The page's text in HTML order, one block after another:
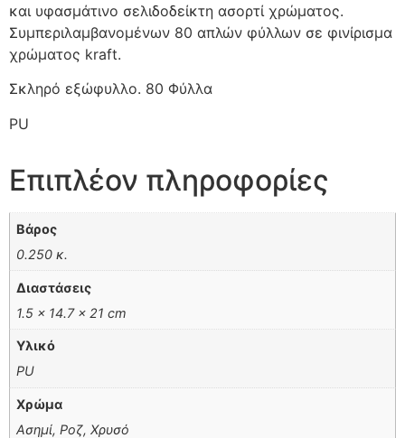
και υφασμάτινο σελιδοδείκτη ασορτί χρώματος.
Συμπεριλαμβανομένων 80 απλών φύλλων σε φινίρισμα
χρώματος kraft.
Σκληρό εξώφυλλο. 80 Φύλλα
PU
Επιπλέον πληροφορίες
Βάρος
0.250 κ.
Διαστάσεις
1.5 × 14.7 × 21 cm
Υλικό
PU
Χρώμα
Ασημί, Ροζ, Χρυσό